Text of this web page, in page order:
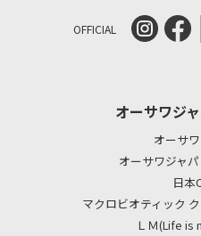
OFFICIAL
オーサワジ
オーサ
オーサワジャ
日本
マクロビオティック
ＬＭ(Life is